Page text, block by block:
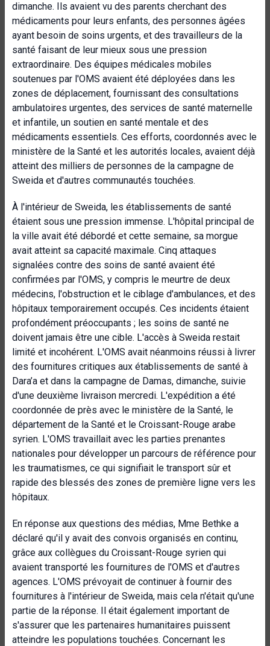
dimanche. Ils avaient vu des parents cherchant des
médicaments pour leurs enfants, des personnes âgées
ayant besoin de soins urgents, et des travailleurs de la
santé faisant de leur mieux sous une pression
extraordinaire. Des équipes médicales mobiles
soutenues par l'OMS avaient été déployées dans les
zones de déplacement, fournissant des consultations
ambulatoires urgentes, des services de santé maternelle
et infantile, un soutien en santé mentale et des
médicaments essentiels. Ces efforts, coordonnés avec le
ministère de la Santé et les autorités locales, avaient déjà
atteint des milliers de personnes de la campagne de
Sweida et d'autres communautés touchées.
À l'intérieur de Sweida, les établissements de santé
étaient sous une pression immense. L'hôpital principal de
la ville avait été débordé et cette semaine, sa morgue
avait atteint sa capacité maximale. Cinq attaques
signalées contre des soins de santé avaient été
confirmées par l'OMS, y compris le meurtre de deux
médecins, l'obstruction et le ciblage d'ambulances, et des
hôpitaux temporairement occupés. Ces incidents étaient
profondément préoccupants ; les soins de santé ne
doivent jamais être une cible. L'accès à Sweida restait
limité et incohérent. L'OMS avait néanmoins réussi à livrer
des fournitures critiques aux établissements de santé à
Dara’a et dans la campagne de Damas, dimanche, suivie
d'une deuxième livraison mercredi. L'expédition a été
coordonnée de près avec le ministère de la Santé, le
département de la Santé et le Croissant-Rouge arabe
syrien. L'OMS travaillait avec les parties prenantes
nationales pour développer un parcours de référence pour
les traumatismes, ce qui signifiait le transport sûr et
rapide des blessés des zones de première ligne vers les
hôpitaux.
En réponse aux questions des médias, Mme Bethke a
déclaré qu'il y avait des convois organisés en continu,
grâce aux collègues du Croissant-Rouge syrien qui
avaient transporté les fournitures de l'OMS et d'autres
agences. L'OMS prévoyait de continuer à fournir des
fournitures à l'intérieur de Sweida, mais cela n'était qu'une
partie de la réponse. Il était également important de
s'assurer que les partenaires humanitaires puissent
atteindre les populations touchées. Concernant les